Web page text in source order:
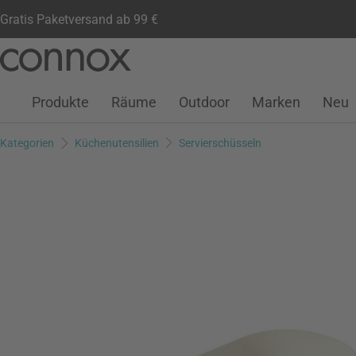
Gratis Paketversand ab 99 €
Seiteninhalt
Suchfeld
Kundenkonto
Wunschliste
Warenkorb
Produkte Räume Outdoor Marken Neu
Kategorien Küchenutensilien Servierschüsseln